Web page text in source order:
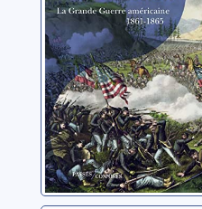
américaine
Bernard, Vincent